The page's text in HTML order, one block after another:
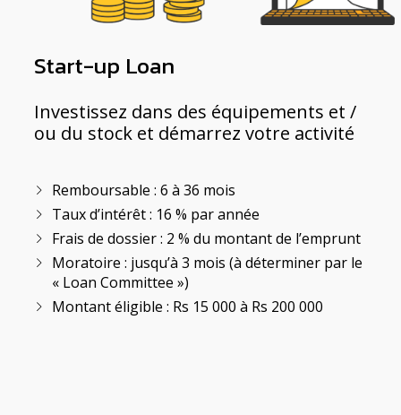
Start-up Loan
Investissez dans des équipements et /
ou du stock et démarrez votre activité
Remboursable : 6 à 36 mois
Taux d’intérêt : 16 % par année
Frais de dossier : 2 % du montant de l’emprunt
Moratoire : jusqu’à 3 mois (à déterminer par le
« Loan Committee »)
Montant éligible : Rs 15 000 à Rs 200 000